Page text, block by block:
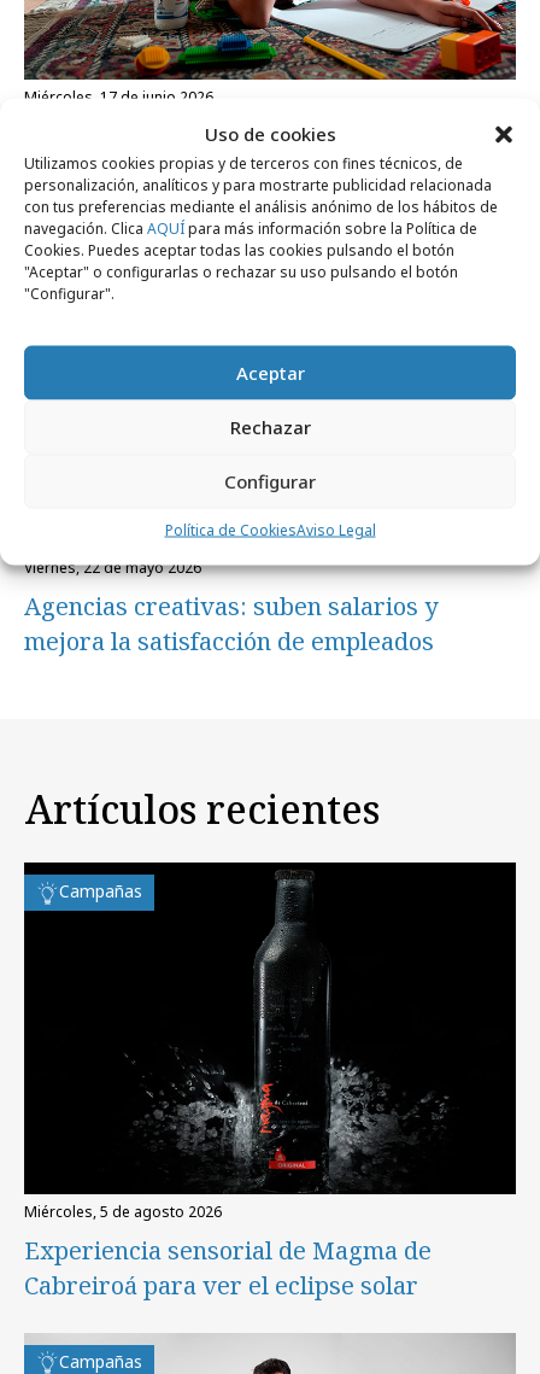
Uso de cookies
Utilizamos cookies propias y de terceros con fines técnicos, de
personalización, analíticos y para mostrarte publicidad relacionada
con tus preferencias mediante el análisis anónimo de los hábitos de
navegación. Clica AQUÍpara más información sobre la Política de
Cookies. Puedes aceptar todas las cookies pulsando el botón
"Aceptar" o configurarlas o rechazar su uso pulsando el botón
"Configurar".
Aceptar
Rechazar
Configurar
Política de CookiesAviso Legal
miércoles, 17 de junio 2026
Danone estrena campaña desde la mirada
de los niños
Formación y estudios
viernes, 22 de mayo 2026
Agencias creativas: suben salarios y
mejora la satisfacción de empleados
Artículos recientes
Campañas
miércoles, 5 de agosto 2026
Experiencia sensorial de Magma de
Cabreiroá para ver el eclipse solar
Campañas